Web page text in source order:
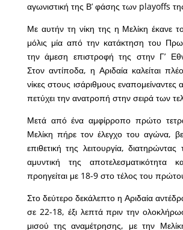
αγωνιστική της Β’ φάσης των playoffs
Με αυτήν τη νίκη της η Μελίκη έκανε
μόλις μία από την κατάκτηση του
την άμεση επιστροφή της στην Γ’
Στον αντίποδα, η Αριδαία καλείται
νίκες στους ισάριθμους
πετύχει την ανατροπή στην σειρά των
Μετά από ένα αμφίρροπο πρώτο
Μελίκη πήρε τον έλεγχο του αγώνα,
επιθετική της λειτουργία,
αμυντική της αποτελεσματικότητα
προηγείται με 18-9 στο τέλος του
Στο δεύτερο δεκάλεπτο η Αριδαία
σε 22-18, έξι λεπτά πριν την
μισού της αναμέτρησης, με την